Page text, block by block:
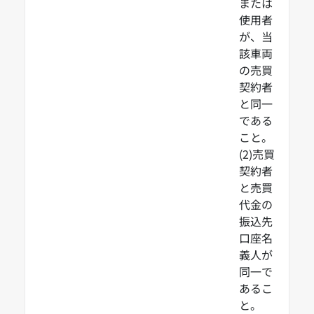
使用者
が、当
該車両
の売買
契約者
と同一
である
こと。
(2)売買
契約者
と売買
代金の
振込先
口座名
義人が
同一で
あるこ
と。